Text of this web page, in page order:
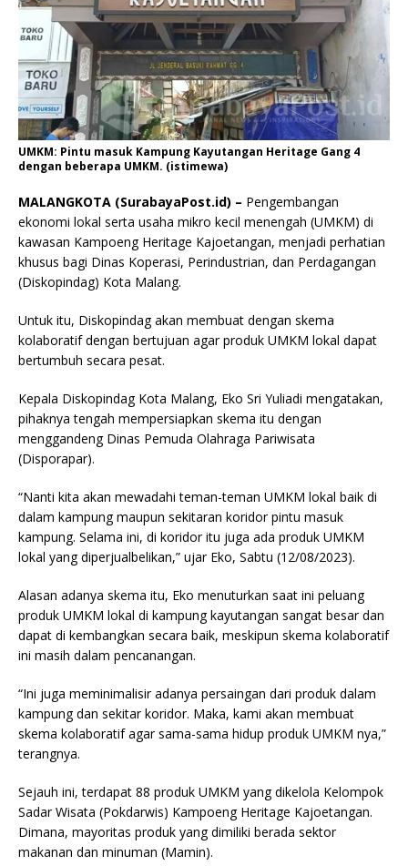
UMKM: Pintu masuk Kampung Kayutangan Heritage Gang 4
dengan beberapa UMKM. (istimewa)
MALANGKOTA (SurabayaPost.id) – Pengembangan
ekonomi lokal serta usaha mikro kecil menengah (UMKM) di
kawasan Kampoeng Heritage Kajoetangan, menjadi perhatian
khusus bagi Dinas Koperasi, Perindustrian, dan Perdagangan
(Diskopindag) Kota Malang.
Untuk itu, Diskopindag akan membuat dengan skema
kolaboratif dengan bertujuan agar produk UMKM lokal dapat
bertumbuh secara pesat.
Kepala Diskopindag Kota Malang, Eko Sri Yuliadi mengatakan,
pihaknya tengah mempersiapkan skema itu dengan
menggandeng Dinas Pemuda Olahraga Pariwisata
(Disporapar).
“Nanti kita akan mewadahi teman-teman UMKM lokal baik di
dalam kampung maupun sekitaran koridor pintu masuk
kampung. Selama ini, di koridor itu juga ada produk UMKM
lokal yang diperjualbelikan,” ujar Eko, Sabtu (12/08/2023).
Alasan adanya skema itu, Eko menuturkan saat ini peluang
produk UMKM lokal di kampung kayutangan sangat besar dan
dapat di kembangkan secara baik, meskipun skema kolaboratif
ini masih dalam pencanangan.
“Ini juga meminimalisir adanya persaingan dari produk dalam
kampung dan sekitar koridor. Maka, kami akan membuat
skema kolaboratif agar sama-sama hidup produk UMKM nya,”
terangnya.
Sejauh ini, terdapat 88 produk UMKM yang dikelola Kelompok
Sadar Wisata (Pokdarwis) Kampoeng Heritage Kajoetangan.
Dimana, mayoritas produk yang dimiliki berada sektor
makanan dan minuman (Mamin).